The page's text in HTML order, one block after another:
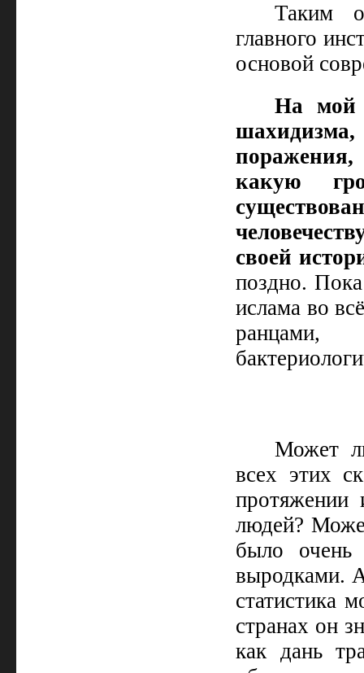
Таким
главного
основой
На мой
поражения,
какую
своей
поздно.
ислама во
Может
всех этих
протяжении
людей?
было очень
выродками.
статистика
странах он
как дань